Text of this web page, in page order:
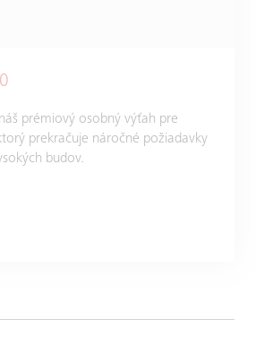
prémiový osobný výťah pre
prekračuje náročné požiadavky
budov.